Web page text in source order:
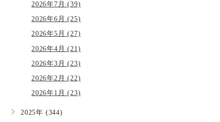
2026年7月 (39)
2026年6月 (25)
2026年5月 (27)
2026年4月 (21)
2026年3月 (23)
2026年2月 (22)
2026年1月 (23)
2025年 (344)